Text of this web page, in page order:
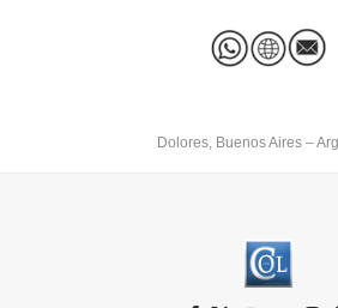
Dolores, Buenos Aires –